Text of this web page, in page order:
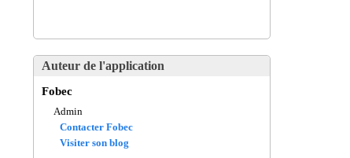
Auteur de l'application
Fobec
Admin
Contacter Fobec
Visiter son blog